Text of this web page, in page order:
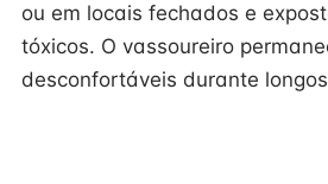
ou em locais fechados e
tóxicos. O vassoureiro
desconfortáveis durante